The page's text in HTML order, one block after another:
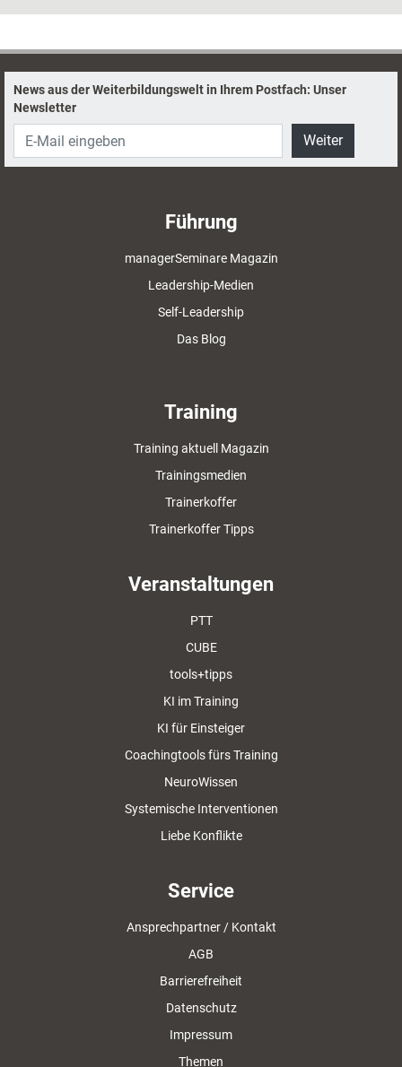
News aus der Weiterbildungswelt in Ihrem Postfach: Unser
Newsletter
Weiter
Führung
managerSeminare Magazin
Leadership-Medien
Self-Leadership
Das Blog
Training
Training aktuell Magazin
Trainingsmedien
Trainerkoffer
Trainerkoffer Tipps
Veranstaltungen
PTT
CUBE
tools+tipps
KI im Training
KI für Einsteiger
Coachingtools fürs Training
NeuroWissen
Systemische Interventionen
Liebe Konflikte
Service
Ansprechpartner / Kontakt
AGB
Barrierefreiheit
Datenschutz
Impressum
Themen